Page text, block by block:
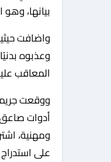
بيانها، وهو
واضافت
وعذبوه
المعاقب عليه بنص المادتين
ووقعت
أدوات صاعق
ومهنية،
على